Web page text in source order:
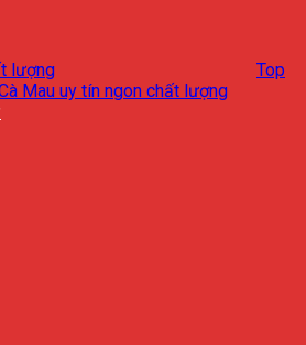
lượng
Top
Mau uy tín ngon chất lượng